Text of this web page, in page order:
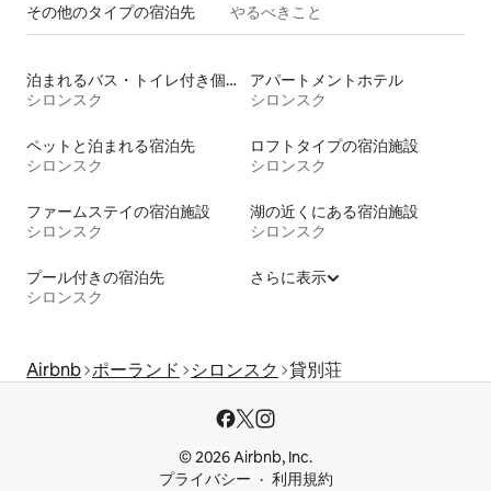
その他のタ⁠イ⁠プ⁠の宿⁠泊⁠先 やるべきこと
泊まれるバス・トイレ付き個室
シロンスク
アパートメントホテル
シロンスク
ペットと泊まれる宿泊先
シロンスク
ロフトタイプの宿泊施設
シロンスク
ファームステイの宿泊施設
シロンスク
湖の近くにある宿泊施設
シロンスク
プール付きの宿泊先
シロンスク
さらに表示
Airbnb ポーランド シロンスク 貸別荘
© 2026 Airbnb, Inc.
プライバシー
利用規約